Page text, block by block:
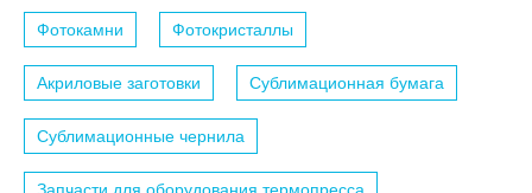
Фотокамни Фотокристаллы
Акриловые заготовки Сублимационная бумага
Сублимационные чернила